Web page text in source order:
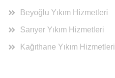
Beyoğlu Yıkım Hizmetleri
Sarıyer Yıkım Hizmetleri
Kağıthane Yıkım Hizmetleri